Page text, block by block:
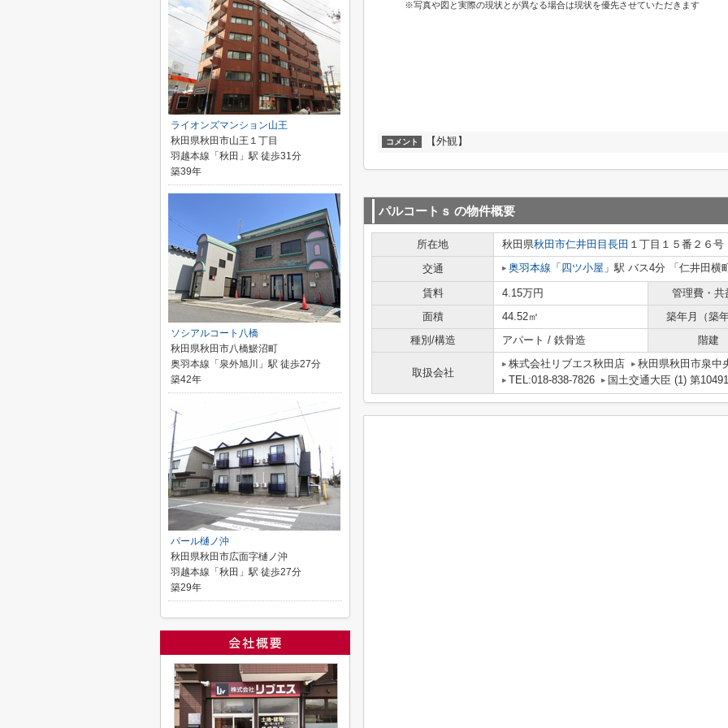
※写真や図と実際の現状とが異なる場合は現状を優先させていただきます
コメント 【外観】
パルコートｓ の物件概要
所在地 秋田県秋田市仁井田目長田 １丁目１５番２６号
交通
奥羽本線 「 四ツ小屋 」駅 バス4分 「仁井田横
賃料 4.15万円
管理費・共
面積
44.52㎡
築年月（築
種別/構造
アパート / 鉄骨造 階建
取扱会社
株式会社リブエス秋田店
秋田県秋田市泉中
TEL:018-838-7826
国土交通大臣 (1) 第
ライオンズマンション山王
秋田県秋田市山王１丁目
羽越本線「秋田」駅 徒歩31分
築39年
ソシアルコート八橋
秋田県秋田市八橋鯲沼町
奥羽本線「泉外旭川」駅 徒歩27分
築42年
パール樋ノ沖
秋田県秋田市広面字樋ノ沖
羽越本線「秋田」駅 徒歩27分
築29年